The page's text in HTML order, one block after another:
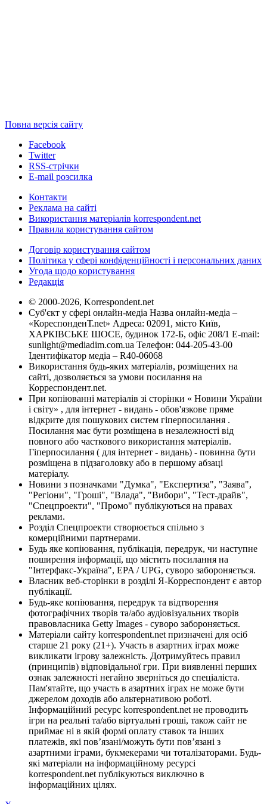
Повна версія сайту
Facebook
Twitter
RSS-стрічки
E-mail розсилка
Контакти
Реклама на сайті
Використання матеріалів korrespondent.net
Правила користування сайтом
Договір користування сайтом
Політика у сфері конфіденційності і персональних даних
Угода щодо користування
Редакція
© 2000-2026, Korrespondent.net
Суб'єкт у сфері онлайн-медіа Назва онлайн-медіа –
«КореспонденТ.net» Адреса: 02091, місто Київ,
ХАРКІВСЬКЕ ШОСЕ, будинок 172-Б, офіс 208/1 E-mail:
sunlight@mediadim.com.ua Телефон: 044-205-43-00
Ідентифікатор медіа – R40-06068
Використання будь-яких матеріалів, розміщених на
сайті, дозволяється за умови посилання на
Корреспондент.net.
При копіюванні матеріалів зі сторінки « Новини України
і світу» , для інтернет - видань - обов'язкове пряме
відкрите для пошукових систем гіперпосилання .
Посилання має бути розміщена в незалежності від
повного або часткового використання матеріалів.
Гіперпосилання ( для інтернет - видань) - повинна бути
розміщена в підзаголовку або в першому абзаці
матеріалу.
Новини з позначками "Думка", "Експертиза", "Заява",
"Регіони", "Гроші", "Влада", "Вибори", "Тест-драйв",
"Спецпроекти", "Промо" публікуються на правах
реклами.
Розділ Спецпроекти створюється спільно з
комерційними партнерами.
Будь яке копіювання, публікація, передрук, чи наступне
поширення інформації, що містить посилання на
"Інтерфакс-Україна", EPA / UPG, суворо забороняється.
Власник веб-сторінки в розділі Я-Корреспондент є автор
публікації.
Будь-яке копіювання, передрук та відтворення
фотографічних творів та/або аудіовізуальних творів
правовласника Getty Images - суворо забороняється.
Матеріали сайту korrespondent.net призначені для осіб
старше 21 року (21+). Участь в азартних іграх може
викликати ігрову залежність. Дотримуйтесь правил
(принципів) відповідальної гри. При виявленні перших
ознак залежності негайно зверніться до спеціаліста.
Пам'ятайте, що участь в азартних іграх не може бути
джерелом доходів або альтернативою роботі.
Інформаційний ресурс korrespondent.net не проводить
ігри на реальні та/або віртуальні гроші, також сайт не
приймає ні в якій формі оплату ставок та інших
платежів, які пов’язані/можуть бути пов’язані з
азартними іграми, букмекерами чи тоталізаторами. Будь-
які матеріали на інформаційному ресурсі
korrespondent.net публікуються виключно в
інформаційних цілях.